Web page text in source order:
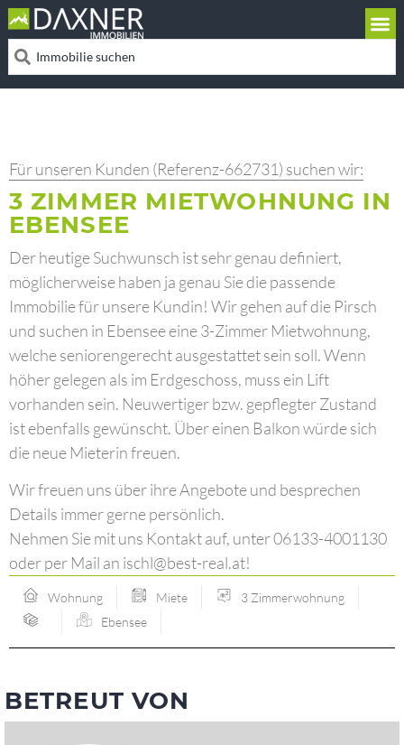
Für unseren Kunden (Referenz-662731) suchen wir:
3 ZIMMER MIETWOHNUNG IN
EBENSEE
Der heutige Suchwunsch ist sehr genau definiert,
möglicherweise haben ja genau Sie die passende
Immobilie für unsere Kundin! Wir gehen auf die Pirsch
und suchen in Ebensee eine 3-Zimmer Mietwohnung,
welche seniorengerecht ausgestattet sein soll. Wenn
höher gelegen als im Erdgeschoss, muss ein Lift
vorhanden sein. Neuwertiger bzw. gepflegter Zustand
ist ebenfalls gewünscht. Über einen Balkon würde sich
die neue Mieterin freuen.
Wir freuen uns über ihre Angebote und besprechen
Details immer gerne persönlich.
Nehmen Sie mit uns Kontakt auf, unter 06133-4001130
oder per Mail an ischl@best-real.at!
Wohnung Miete
3 Zimmerwohnung
Ebensee
BETREUT VON